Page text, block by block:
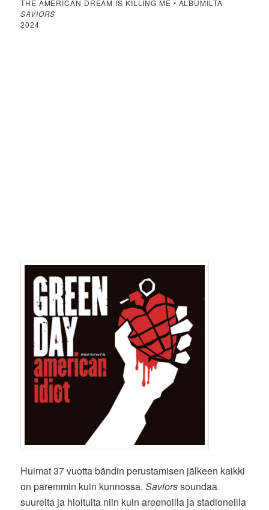
THE AMERICAN DREAM IS KILLING ME • ALBUMILTA
SAVIORS
2024
Huimat 37 vuotta bändin perustamisen jälkeen kaikki
on paremmin kuin kunnossa.Saviorssoundaa
suurelta ja hioltulta niin kuin areenoilla ja stadioneilla